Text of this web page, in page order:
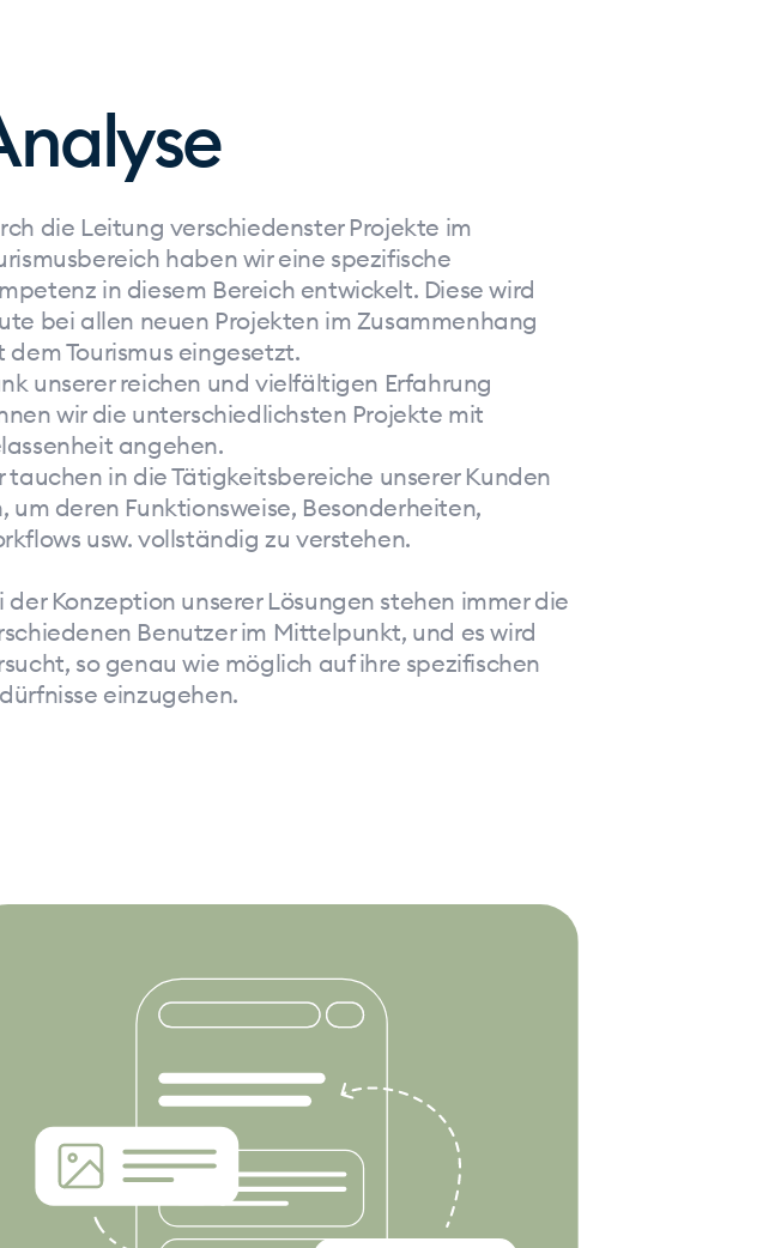
die Leitung verschiedenster Projekte im
haben wir eine spezifische
in diesem Bereich entwickelt. Diese wird
bei allen neuen Projekten im Zusammenhang
dem Tourismus eingesetzt.
unserer reichen und vielfältigen Erfahrung
wir die unterschiedlichsten Projekte mit
angehen.
tauchen in die Tätigkeitsbereiche unserer Kunden
um deren Funktionsweise, Besonderheiten,
usw. vollständig zu verstehen.
der Konzeption unserer Lösungen stehen immer die
Benutzer im Mittelpunkt, und es wird
so genau wie möglich auf ihre spezifischen
einzugehen.